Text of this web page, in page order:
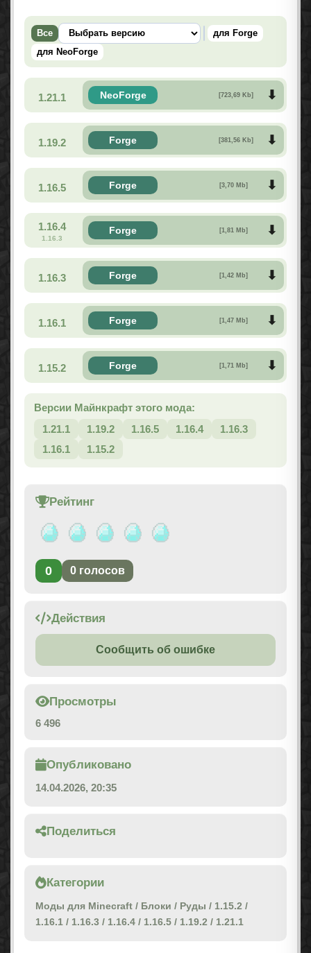
Все
для Forge
для NeoForge
1.21.1 NeoForge [723,69 Kb]
1.19.2 Forge [381,56 Kb]
1.16.5 Forge [3,70 Mb]
1.16.4
1.16.3
Forge [1,81 Mb]
1.16.3 Forge [1,42 Mb]
1.16.1 Forge [1,47 Mb]
1.15.2 Forge [1,71 Mb]
Версии Майнкрафт этого мода:
1.21.1
1.19.2 1.16.5 1.16.4
1.16.3
1.16.1
1.15.2
Рейтинг
0 0 голосов
Действия
Сообщить об ошибке
Просмотры
6 496
Опубликовано
14.04.2026, 20:35
Поделиться
Категории
Моды для Minecraft / Блоки / Руды / 1.15.2 /
1.16.1 / 1.16.3 / 1.16.4 / 1.16.5 / 1.19.2 / 1.21.1